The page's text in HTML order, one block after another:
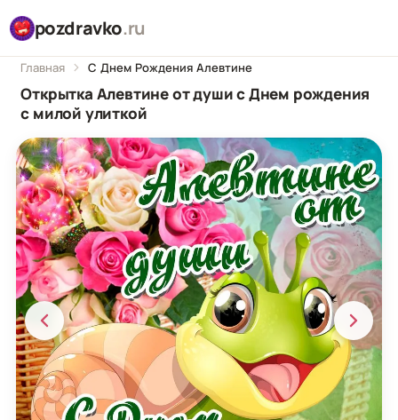
pozdravko.ru
Главная С Днем Рождения Алевтине
Открытка Алевтине от души с Днем рождения
с милой улиткой